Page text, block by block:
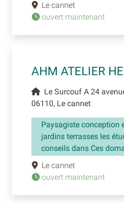
Le cannet
ouvert maintenant
AHM ATELIER
Le Surcouf A 24
06110, Le cannet
Paysagiste conception
jardins terrasses les
conseils dans Ces
Le cannet
ouvert maintenant